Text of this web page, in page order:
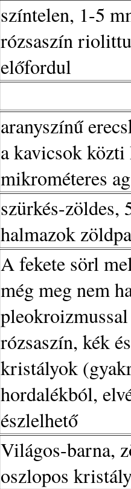
színtelen, 1-5
rózsaszín
előfordul
aranyszínű
a kavicsok közti
mikrométeres
szürkés-zöldes,
halmazok
A fekete sörl
még meg nem
rózsaszín, kék
kristályok
hordalékból,
észlelhető
Világos-barna,
oszlopos